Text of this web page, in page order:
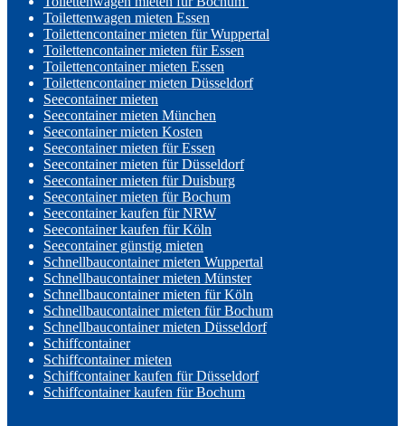
Toilettenwagen mieten Essen
Toilettencontainer mieten für Wuppertal
Toilettencontainer mieten für Essen
Toilettencontainer mieten Essen
Toilettencontainer mieten Düsseldorf
Seecontainer mieten
Seecontainer mieten München
Seecontainer mieten Kosten
Seecontainer mieten für Essen
Seecontainer mieten für Düsseldorf
Seecontainer mieten für Duisburg
Seecontainer mieten für Bochum
Seecontainer kaufen für NRW
Seecontainer kaufen für Köln
Seecontainer günstig mieten
Schnellbaucontainer mieten Wuppertal
Schnellbaucontainer mieten Münster
Schnellbaucontainer mieten für Köln
Schnellbaucontainer mieten für Bochum
Schnellbaucontainer mieten Düsseldorf
Schiffcontainer
Schiffcontainer mieten
Schiffcontainer kaufen für Düsseldorf
Schiffcontainer kaufen für Bochum